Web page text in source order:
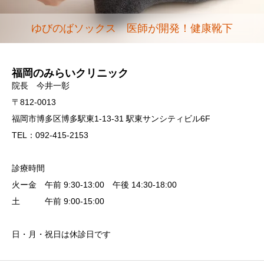
ゆびのばソックス 医師が開発！健康靴下
福岡のみらいクリニック
院長 今井一彰
〒812-0013
福岡市博多区博多駅東1-13-31 駅東サンシティビル6F
TEL：092-415-2153
診療時間
火ー金 午前 9:30-13:00 午後 14:30-18:00
土 午前 9:00-15:00
日・月・祝日は休診日です